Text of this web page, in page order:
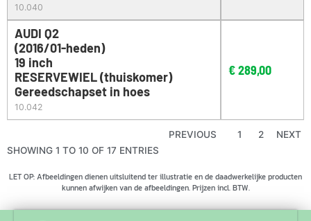
10.040
AUDI Q2
(2016/01-heden)
19 inch
RESERVEWIEL (thuiskomer)
Gereedschapset in hoes
10.042
€289,00
SHOWING 1 TO 10 OF 17 ENTRIES
PREVIOUS 1 2 NEXT
LET OP: Afbeeldingen dienen uitsluitend ter illustratie en de daadwerkelijke producten
kunnen afwijken van de afbeeldingen. Prijzen incl. BTW.